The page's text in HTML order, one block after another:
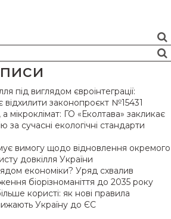
під виглядом євроінтеграції:
відхилити законопроєкт №15431
мікроклімат: ГО «Еколтава» закликає
за сучасні екологічні стандарти
вимогу щодо відновлення окремого
довкілля України
економіки? Уряд схвалив
біорізноманіття до 2035 року
користі: як нові правила
Україну до ЄС